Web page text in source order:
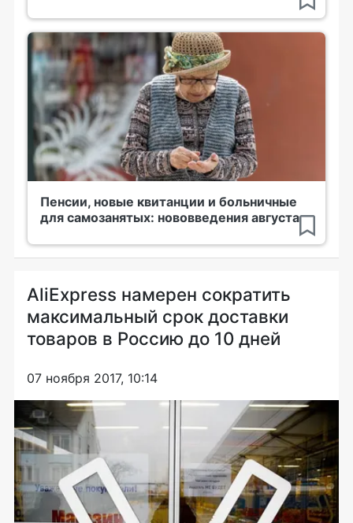
Пенсии, новые квитанции и больничные
для самозанятых: нововведения августа
АliExpress намерен сократить
максимальный срок доставки
товаров в Россию до 10 дней
07 ноября 2017, 10:14